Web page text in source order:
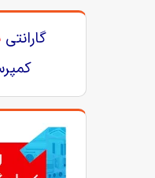
گارانتی